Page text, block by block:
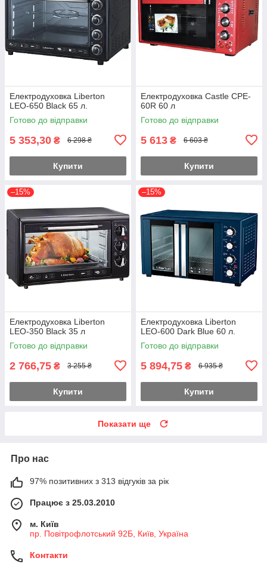
Електродуховка Liberton
LEO-650 Black 65 л.
Готово до відправки
5 353,30 ₴ 6 298 ₴
Купити
Електродуховка Castle CPE-
60R 60 л
Готово до відправки
5 613 ₴ 6 603 ₴
Купити
–15%
Електродуховка Liberton
LEO-350 Black 35 л
Готово до відправки
2 766,75 ₴ 3 255 ₴
Купити
–15%
Електродуховка Liberton
LEO-600 Dark Blue 60 л.
Готово до відправки
5 894,75 ₴ 6 935 ₴
Купити
Показати ще
Про нас
97% позитивних з 313 відгуків за рік
Працює з 25.03.2010
м. Київ
пр. Повітрофлотський 92Б, Київ, Україна
Контакти